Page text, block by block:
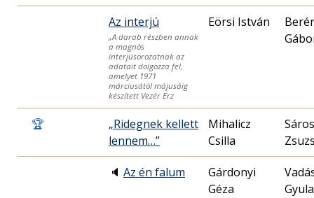
Az interjú
„A darab részben annak
a magnós
interjúsorozatnak az
adatait dolgozza fel,
amelyet 1971
márciusától májusáig
készített Vezér Erz
Eörsi István
🏆
„Ridegnek kellett
lennem…”
Mihalicz
Csilla
🔈 Az én falum
Gárdonyi
Géza
Gyula